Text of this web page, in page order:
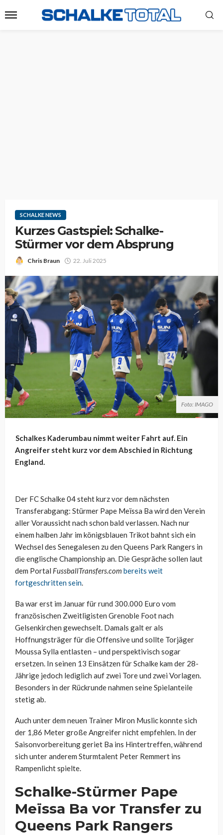
SCHALKE NEWS
Kurzes Gastspiel: Schalke-
Stürmer vor dem Absprung
Chris Braun 22. Juli 2025
Foto: IMAGO
Schalkes Kaderumbau nimmt weiter Fahrt auf. Ein
Angreifer steht kurz vor dem Abschied in Richtung
England.
Der FC Schalke 04 steht kurz vor dem nächsten
Transferabgang: Stürmer Pape Meïssa Ba wird den Verein
aller Voraussicht nach schon bald verlassen. Nach nur
einem halben Jahr im königsblauen Trikot bahnt sich ein
Wechsel des Senegalesen zu den Queens Park Rangers in
die englische Championship an. Die Gespräche sollen laut
dem Portal FussballTransfers.com bereits weit
fortgeschritten sein.
Ba war erst im Januar für rund 300.000 Euro vom
französischen Zweitligisten Grenoble Foot nach
Gelsenkirchen gewechselt. Damals galt er als
Hoffnungsträger für die Offensive und sollte Torjäger
Moussa Sylla entlasten – und perspektivisch sogar
ersetzen. In seinen 13 Einsätzen für Schalke kam der 28-
Jährige jedoch lediglich auf zwei Tore und zwei Vorlagen.
Besonders in der Rückrunde nahmen seine Spielanteile
stetig ab.
Auch unter dem neuen Trainer Miron Muslic konnte sich
der 1,86 Meter große Angreifer nicht empfehlen. In der
Saisonvorbereitung geriet Ba ins Hintertreffen, während
sich unter anderem Sturmtalent Peter Remmert ins
Rampenlicht spielte.
Schalke-Stürmer Pape
Meïssa Ba vor Transfer zu
Queens Park Rangers